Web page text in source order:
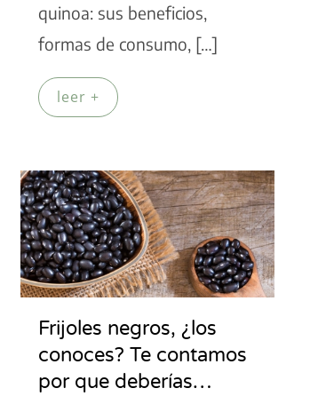
quinoa: sus beneficios,
formas de consumo, […]
leer +
Frijoles negros, ¿los
conoces? Te contamos
por que deberías…